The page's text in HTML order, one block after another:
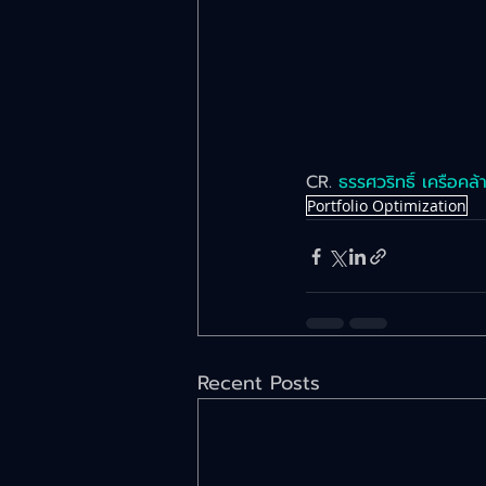
CR. ธรรศวริทธิ์ เครือคล้
Portfolio Optimization
Recent Posts